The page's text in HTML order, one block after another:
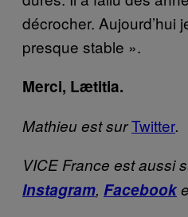
décrocher. Aujourd’hui
presque stable ».
Merci, Lætitia.
Mathieu est surTwitter.
VICE France est aussi
Instagram, Facebook